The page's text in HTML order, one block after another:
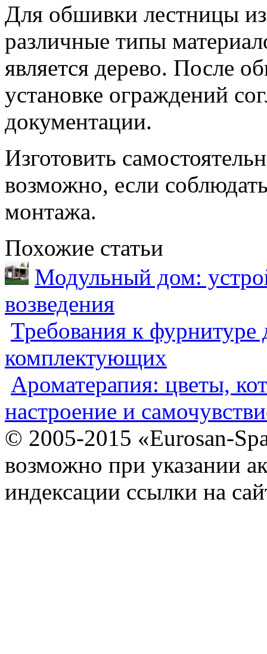
Для обшивки лестницы
различные типы
является дерево. После
установке ограждений
документации.
Изготовить
возможно, если
монтажа.
Похожие статьи
Модульный дом:
возведения
Требования к фурнитуре
комплектующих
Ароматерапия: цветы,
настроение и
© 2005-2015 «Eurosan-
возможно при указании
индексации ссылки на